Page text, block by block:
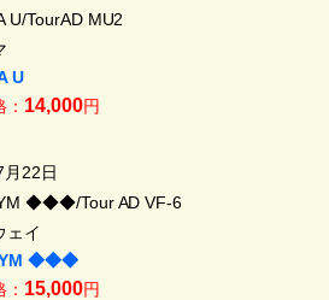
U/TourAD MU2
U
14,000円
22日
◆◆◆/Tour AD VF-6
ェイ
◆◆◆
15,000円